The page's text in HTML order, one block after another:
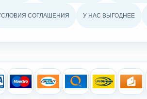
СОГЛАШЕНИЯ У НАС ВЫГОДНЕЕ